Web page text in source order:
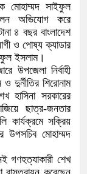
মোহাম্মদ সাইফুল
অভিযোগ করে
৪ বছর বাংলাদেশ
ও পোষ্য ক্যাডার
ইসলাম।
উপজেলা নির্বাহী
দুর্নীতির শিরোনাম
হাসিনা সরকারের
ছাত্র-জনতার
কার্যক্রমে সক্রিয়
উপসচিব মোহাম্মদ
গণহত্যাকারী শেখ